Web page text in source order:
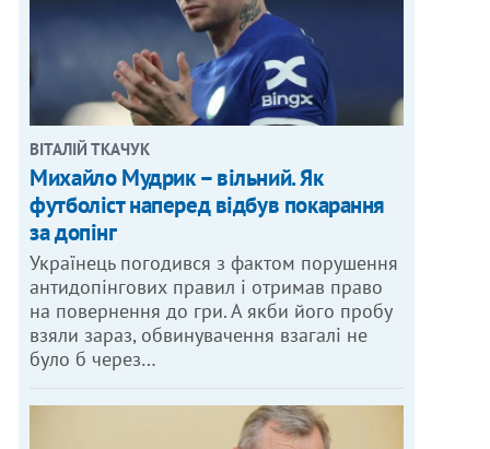
ВІТАЛІЙ ТКАЧУК
Михайло Мудрик – вільний. Як
футболіст наперед відбув покарання
за допінг
Українець погодився з фактом порушення
антидопінгових правил і отримав право
на повернення до гри. А якби його пробу
взяли зараз, обвинувачення взагалі не
було б через…